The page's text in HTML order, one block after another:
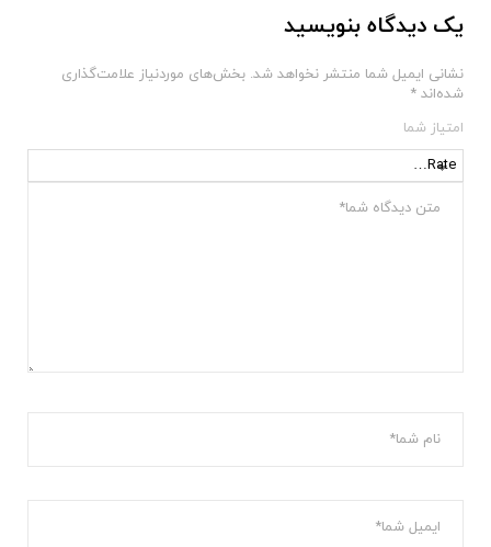
یک دیدگاه بنویسید
نشانی ایمیل شما منتشر نخواهد شد. بخش‌های موردنیاز علامت‌گذاری
شده‌اند *
امتیاز شما